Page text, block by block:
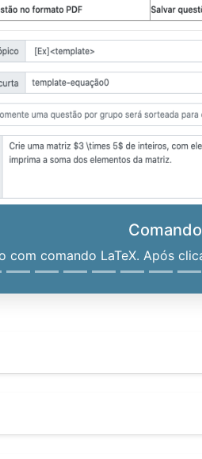
com comando LaTeX. Após